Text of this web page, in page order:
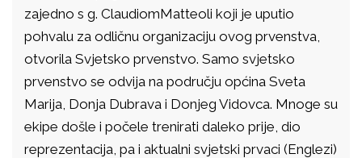
zajedno s g. ClaudiomMatteoli koji je uputio
pohvalu za odličnu organizaciju ovog prvenstva,
otvorila Svjetsko prvenstvo. Samo svjetsko
prvenstvo se odvija na području općina Sveta
Marija, Donja Dubrava i Donjeg Vidovca. Mnoge su
ekipe došle i počele trenirati daleko prije, dio
reprezentacija, pa i aktualni svjetski prvaci (Englezi)